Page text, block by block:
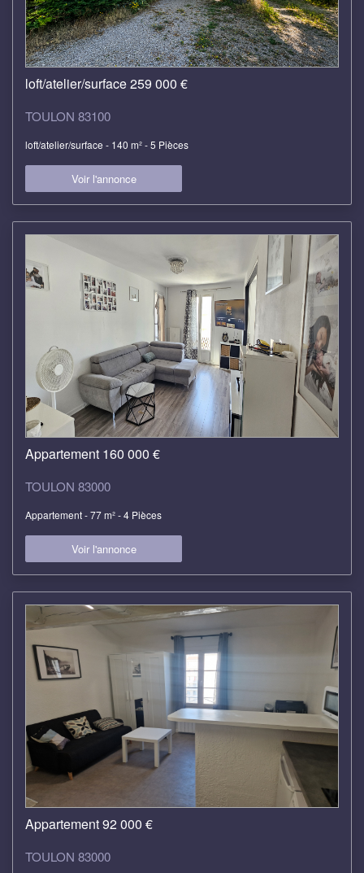
loft/atelier/surface 259 000 €
TOULON 83100
loft/atelier/surface - 140 m² - 5 Pièces
Voir l'annonce
Appartement 160 000 €
TOULON 83000
Appartement - 77 m² - 4 Pièces
Voir l'annonce
Appartement 92 000 €
TOULON 83000